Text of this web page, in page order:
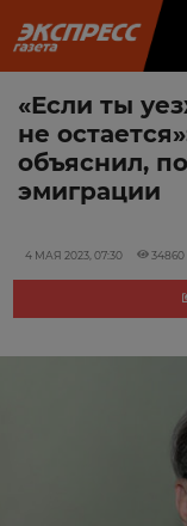
«Если ты
не
объяснил,
эмиграции
4 МАЯ 2023, 07:30 34860